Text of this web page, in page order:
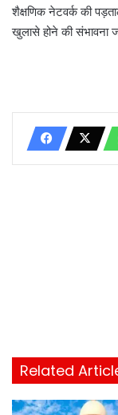
शैक्षणिक नेटवर्क की
खुलासे होने की संभावना
Related